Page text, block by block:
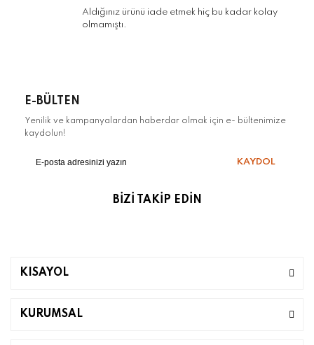
Aldığınız ürünü iade etmek hiç bu kadar kolay
olmamıştı.
E-BÜLTEN
Yenilik ve kampanyalardan haberdar olmak için e- bültenimize
kaydolun!
KAYDOL
BİZİ TAKİP EDİN
KISAYOL
KURUMSAL